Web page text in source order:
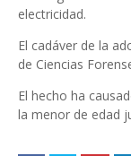
electricidad.
El cadáver de la
de Ciencias
El hecho ha
la menor de edad